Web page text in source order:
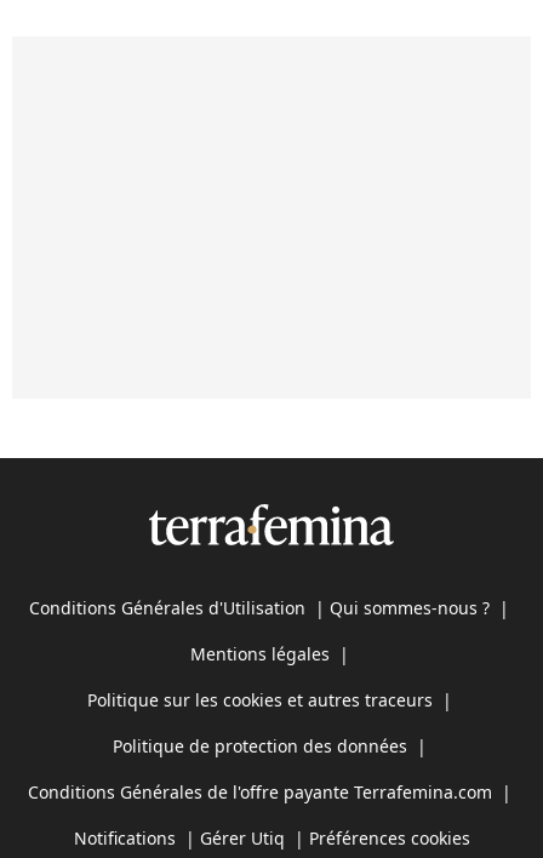
Conditions Générales d'Utilisation | Qui sommes-nous ? |
Mentions légales |
Politique sur les cookies et autres traceurs |
Politique de protection des données |
Conditions Générales de l'offre payante Terrafemina.com |
Notifications | Gérer Utiq | Préférences cookies